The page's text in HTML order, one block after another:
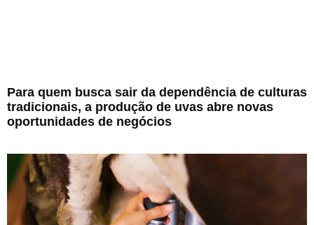
Para quem busca sair da dependência de culturas
tradicionais, a produção de uvas abre novas
oportunidades de negócios